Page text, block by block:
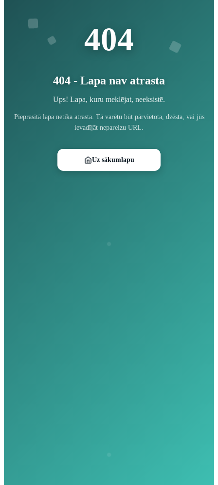
404
404 - Lapa nav atrasta
Ups! Lapa, kuru meklējat, neeksistē.
Pieprasītā lapa netika atrasta. Tā varētu būt pārvietota, dzēsta, vai jūs
ievadījāt nepareizu URL.
Uz sākumlapu